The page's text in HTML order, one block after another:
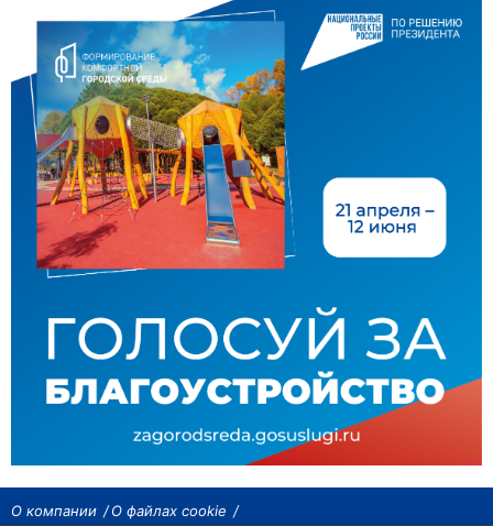
О компании
О файлах cookie